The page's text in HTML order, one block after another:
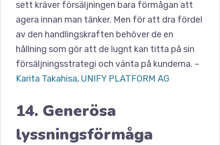
sett kräver försäljningen bara förmågan att
agera innan man tänker. Men för att dra fördel
av den handlingskraften behöver de en
hållning som gör att de lugnt kan titta på sin
försäljningsstrategi och vänta på kunderna. –
Karita Takahisa, UNIFY PLATFORM AG
14. Generösa
lyssningsförmåga